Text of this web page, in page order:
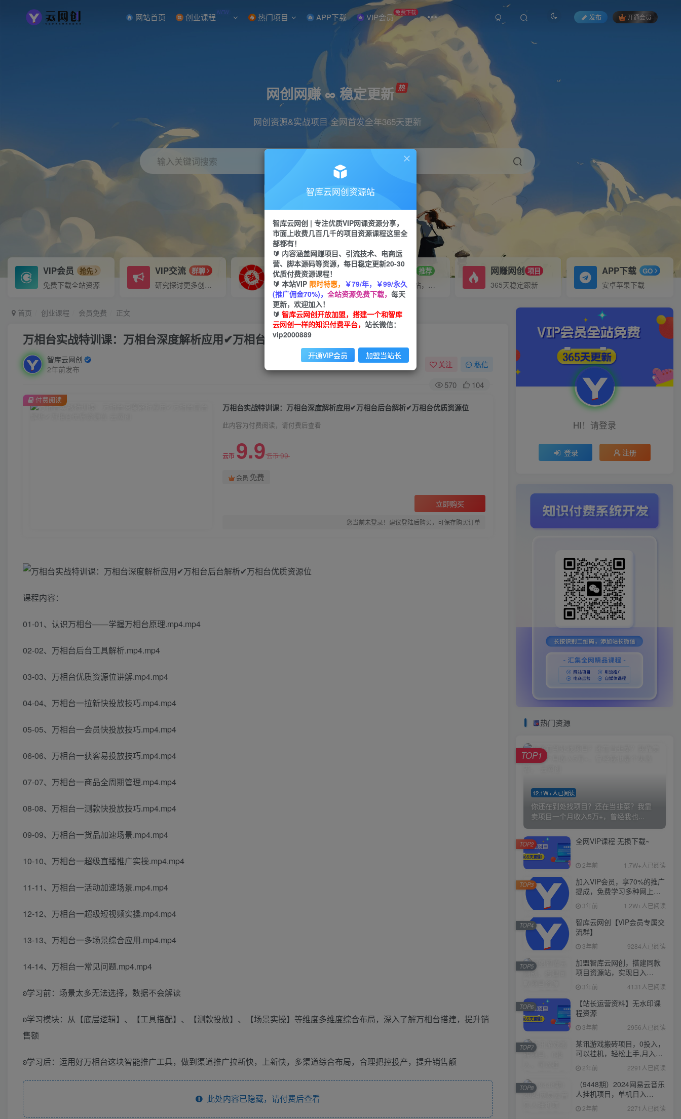
网站首页 创业课程 NEW 热门项目 APP下载 VIP会员 免费下载
发布 开通会员
网创网赚 ∞ 稳定更新
网创资源&实战项目 全网首发全年365天更新
输入关键词搜索
直播 小红书 剪辑
VIP会员 抢先
免费下载全站资源
VIP交流 群聊
研究探讨更多创业项目路子。
VIP推广
70%分佣
会员专属推广链接
招募站长 推荐
搭建同款网站，自己当老板
网赚网创 项目
365天稳定跟新
APP下载 GO
安卓苹果下载
首页 创业课程 会员免费 正文
万相台实战特训课：万相台深度解析应用✔万相台后台解析✔万相台优质资源位
智库云网创
2年前发布
关注 私信
570 104
万相台实战特训课：万相台深度解析应用✔万相台后台解析✔万相台优质资源位
此内容为付费阅读，请付费后查看
云币 9.9云币99
会员 免费
立即购买
您当前未登录！建议登陆后购买，可保存购买订单
付费阅读
课程内容：
01-01、认识万相台——学握万相台原理.mp4.mp4
02-02、万相台后台工具解析.mp4.mp4
03-03、万相台优质资源位讲解.mp4.mp4
04-04、万相台一拉新快投放技巧.mp4.mp4
05-05、万相台一会员快投放技巧.mp4.mp4
06-06、万相台一获客易投放技巧.mp4.mp4
07-07、万相台一商品全周期管理.mp4.mp4
08-08、万相台一测款快投放技巧.mp4.mp4
09-09、万相台一货品加速场景.mp4.mp4
10-10、万相台一超级直播推广实操.mp4.mp4
11-11、万相台一活动加速场景.mp4.mp4
12-12、万相台一超级短视频实操.mp4.mp4
13-13、万相台一多场景综合应用.mp4.mp4
14-14、万相台一常见问题.mp4.mp4
ʚ学习前：场景太多无法选择，数据不会解读
ʚ学习模块：从【底层逻辑】、【工具搭配】、【测款投放】、【场景实操】等维度多维度综合布局，深入了解万相台搭建，提升销
售额
ʚ学习后：运用好万相台这块智能推广工具，做到渠道推广拉新快，上新快，多渠道综合布局，合理把控投产，提升销售额
此处内容已隐藏，请付费后查看
HI！请登录
登录 注册
热门资源
12.1W+人已阅读
你还在到处找项目？还在当韭菜？我靠
卖项目一个月收入5万+，曾经我也...
TOP1
全网VIP课程 无损下载~
2年前 1.7W+人已阅读
TOP2
加入VIP会员，享70%的推广
提成，免费学习多种网上创
业课程，菜鸟秒变大神！
3年前 1.2W+人已阅读
TOP3
智库云网创【VIP会员专属交
流群】
3年前 9284人已阅读
TOP4
加盟智库云网创，搭建同款
项目资源站，实现日入
2000+
3年前 4131人已阅读
TOP5
【站长运营资料】无水印课
程资源
3年前 2956人已阅读
TOP6
某讯游戏搬砖项目，0投入，
可以挂机，轻松上手,月入
3000+上不封顶
2年前 2291人已阅读
TOP7
（9448期）2024网易云音乐
人挂机项目，单机日入
150+，无脑月入5000+
2年前 2271人已阅读
TOP8
智库云网创资源站
智库云网创 | 专注优质VIP网课资源分享，
市面上收费几百几千的项目资源课程这里全
部都有！
🔰 内容涵盖网赚项目、引流技术、电商运
营、脚本源码等资源，每日稳定更新20-30
优质付费资源课程！
🔰 本站VIP 限时特惠， ￥79/年，￥99/永久
(推广佣金70%)， 全站资源免费下载， 每天
更新，欢迎加入！
🔰 智库云网创开放加盟，搭建一个和智库
云网创一样的知识付费平台， 站长微信：
vip2000889
开通VIP会员 加盟当站长